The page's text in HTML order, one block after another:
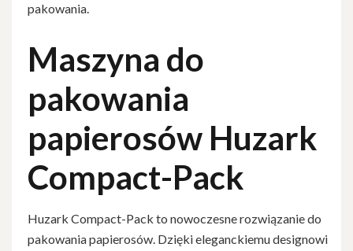
pakowania.
Maszyna do
pakowania
papierosów Huzark
Compact-Pack
Huzark Compact-Pack to nowoczesne rozwiązanie do
pakowania papierosów. Dzięki eleganckiemu designowi